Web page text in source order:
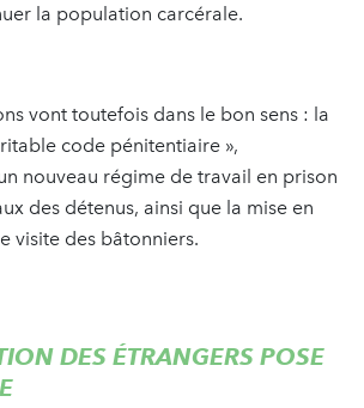
la population carcérale.
vont toutefois dans le bon sens : la
code pénitentiaire »,
nouveau régime de travail en prison
des détenus, ainsi que la mise en
visite des bâtonniers.
DES ÉTRANGERS POSE